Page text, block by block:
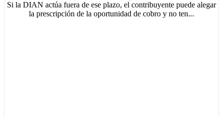
Si la DIAN actúa fuera de ese plazo, el contribuyente puede alegar
la prescripción de la oportunidad de cobro y no ten...